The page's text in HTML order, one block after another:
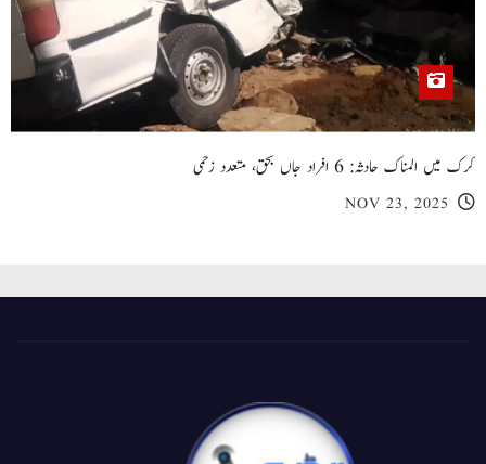
کرک میں المناک حادثہ: 6 افراد جاں بحق، متعدد زخمی
NOV 23, 2025